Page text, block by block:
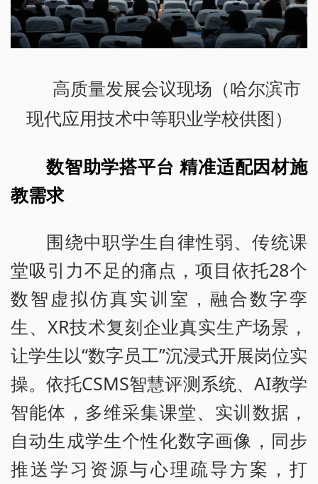
高质量发展会议现场（哈尔滨市
现代应用技术中等职业学校供图）
数智助学搭平台 精准适配因材施
教需求
围绕中职学生自律性弱、传统课
堂吸引力不足的痛点，项目依托28个
数智虚拟仿真实训室，融合数字孪
生、XR技术复刻企业真实生产场景，
让学生以“数字员工”沉浸式开展岗位实
操。依托CSMS智慧评测系统、AI教学
智能体，多维采集课堂、实训数据，
自动生成学生个性化数字画像，同步
推送学习资源与心理疏导方案，打